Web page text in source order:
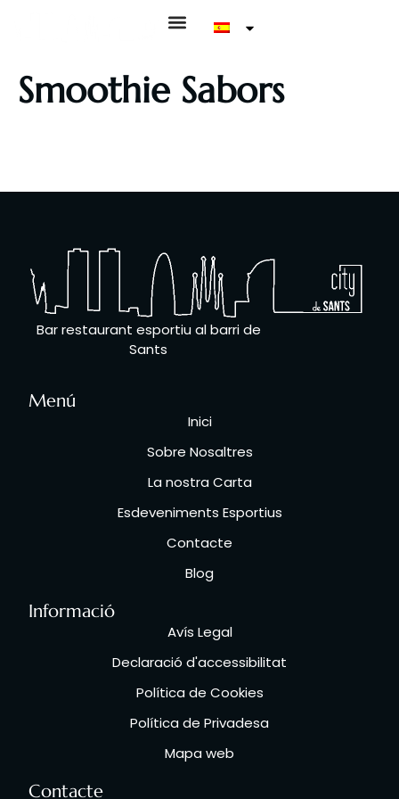
Smoothie Sabors
Bar restaurant esportiu al barri de
Sants
Menú
Inici
Sobre Nosaltres
La nostra Carta
Esdeveniments Esportius
Contacte
Blog
Informació
Avís Legal
Declaració d'accessibilitat
Política de Cookies
Política de Privadesa
Mapa web
Contacte